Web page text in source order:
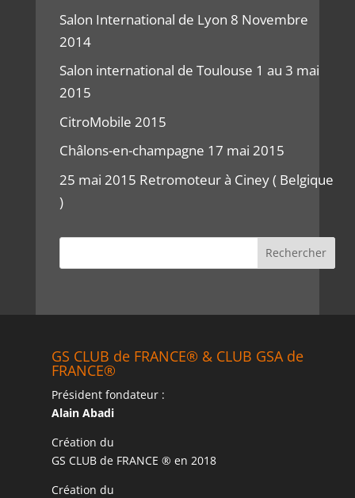
Salon International de Lyon 8 Novembre
2014
Salon international de Toulouse 1 au 3 mai
2015
CitroMobile 2015
Châlons-en-champagne 17 mai 2015
25 mai 2015 Retromoteur à Ciney ( Belgique
)
GS CLUB de FRANCE® & CLUB GSA de
FRANCE®
Président fondateur :
Alain Abadi
Création du
GS CLUB de FRANCE ® en 2018
Création du